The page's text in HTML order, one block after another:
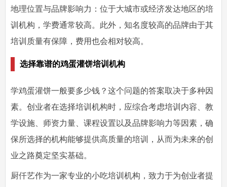
地理位置与品牌影响力：位于大城市或经济发达地区的培
训机构，学费通常较高。此外，知名度较高的品牌由于其
培训质量有保障，费用也会相对较高。
选择靠谱的鸡蛋灌饼培训机构
学鸡蛋灌饼一般要多少钱？这个问题的答案取决于多种因
素。创业者在选择培训机构时，应综合考虑培训内容、教
学设施、师资力量、课程设置以及品牌影响力等因素，确
保所选择的机构能够提供高质量的培训，从而为未来的创
业之路奠定坚实基础。
厨仟艺作为一家专业的小吃培训机构，致力于为创业者提